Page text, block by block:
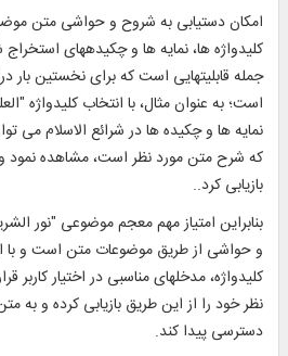
امكان دستيابى به شروح و حواشى متن
كليدواژه ‏ها، نمايه‏ ها و چكيده‏هاى
جمله قابليت‏هايى است كه براى نخستين
است؛ به عنوان مثال، با انتخاب كليدواژه
نمايه‏ ها و چكيده ‏ها در شرائع الاسلام مى‏
كه شرح متن مورد نظر است، مشاهده نمود
بازيابى كرد..
بنابراين امتياز مهم معجم موضوعى "نور
كليدواژه، مدخل‏هاى مناسبى در اختيار
نظر خود را از اين طريق بازيابى كرده و به
دسترسى پيدا كند.